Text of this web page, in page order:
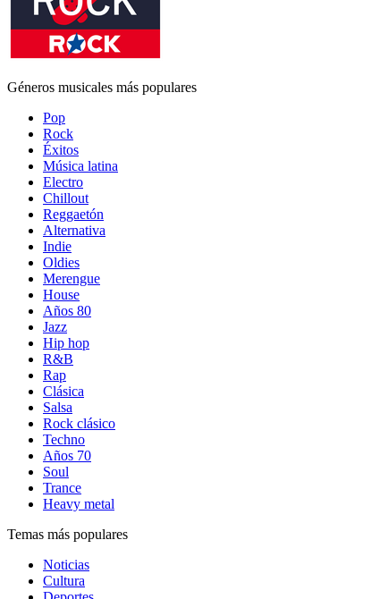
Géneros musicales más populares
Pop
Rock
Éxitos
Música latina
Electro
Chillout
Reggaetón
Alternativa
Indie
Oldies
Merengue
House
Años 80
Jazz
Hip hop
R&B
Rap
Clásica
Salsa
Rock clásico
Techno
Años 70
Soul
Trance
Heavy metal
Temas más populares
Noticias
Cultura